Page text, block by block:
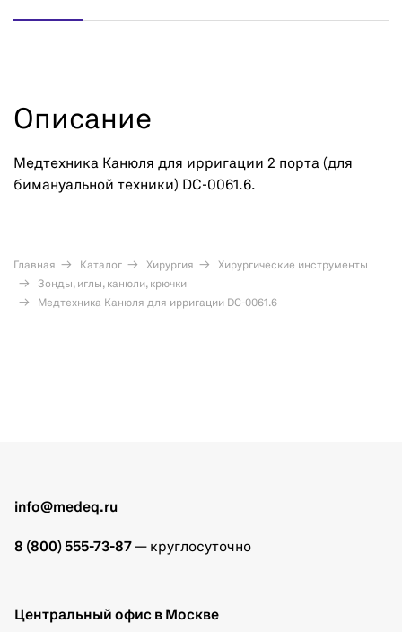
Описание
Медтехника Канюля для ирригации 2 порта (для
бимануальной техники) DC-0061.6.
Главная Каталог Хирургия
Хирургические инструменты
Зонды, иглы, канюли, крючки
Медтехника Канюля для ирригации DC-0061.6
info@medeq.ru
8 (800) 555-73-87 — круглосуточно
Центральный офис в Москве